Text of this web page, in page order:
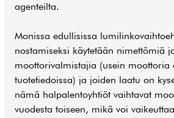
agenteilta.
Monissa edullisissa
nostamiseksi käytetään nimettömiä
moottorivalmistajia (usein moottoria
tuotetiedoissa) ja joiden laatu on
nämä halpalentoyhtiöt vaihtavat
vuodesta toiseen, mikä voi